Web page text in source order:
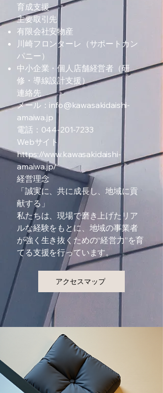
育成支援
主要取引先
有限会社安物産
川崎フロンターレ（サポートカン
パニー）
中小企業・個人店舗経営者（研
修・導線設計支援）
連絡先
メール：info@kawasakidaishi-
amaiwa.jp
電話：044-201-7233
Webサイト
https://www.kawasakidaishi-
amaiwa.jp/
経営理念
「誠実に、共に成長し、地域に貢
献する」
私たちは、現場で磨き上げたリア
ルな経験をもとに、地域の事業者
が強く生き抜くための“経営力”を育
てる支援を行っています。
アクセスマップ